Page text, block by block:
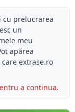
prelucrarea
un
meu
apărea
extrase.ro
a continua.